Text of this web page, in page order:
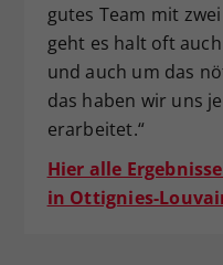
gutes Team mit
geht es halt oft
und auch um das
das haben wir uns
erarbeitet.“
Hier alle
in Ottignies-